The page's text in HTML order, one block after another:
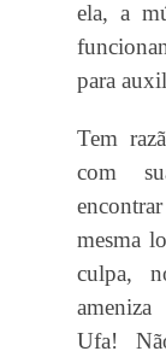
ela, a
para
Tem
com
mesma
culpa,
ameniza
Ufa!